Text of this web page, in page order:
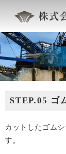
STEP.05 ゴ
カットしたゴム
す。